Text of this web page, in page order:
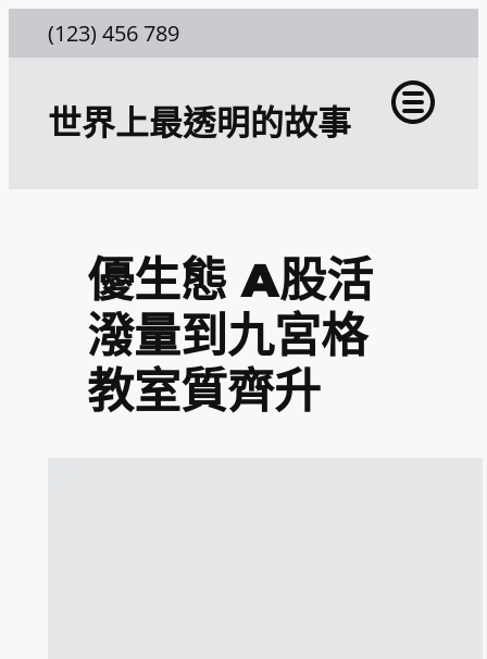
至
(123) 456 789
世界上最透明的故事
優生態 A股活
潑量到九宮格
教室質齊升